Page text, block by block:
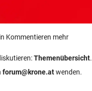
Kommentieren mehr
Themenübersicht.
forum@krone.atwenden.